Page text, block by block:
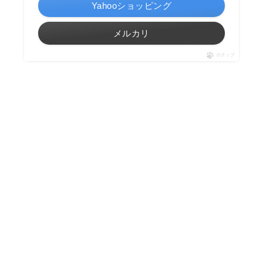
Yahooショッピング
メルカリ
ポチップ